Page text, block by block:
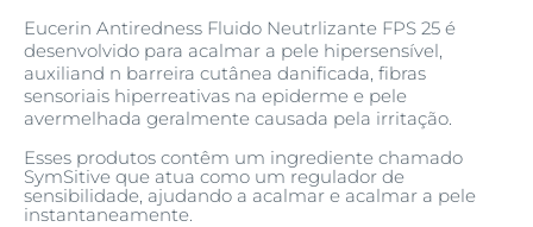
Eucerin Antiredness Fluido Neutrlizante FPS 25 é
desenvolvido para acalmar a pele hipersensível,
auxiliand n barreira cutânea danificada, fibras
sensoriais hiperreativas na epiderme e pele
avermelhada geralmente causada pela irritação.
Esses produtos contêm um ingrediente chamado
SymSitive que atua como um regulador de
sensibilidade, ajudando a acalmar e acalmar a pele
instantaneamente.